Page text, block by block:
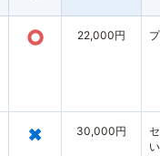
○ 22,000円
× 30,000円